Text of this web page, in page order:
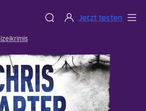
Jetzt testen